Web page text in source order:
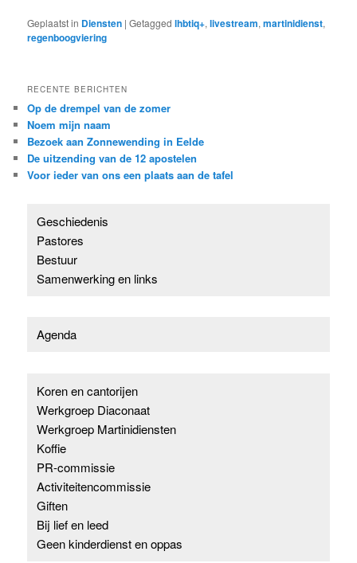
Geplaatst in Diensten |Getagged lhbtiq+,livestream,martinidienst,
regenboogviering
RECENTE BERICHTEN
Op de drempel van de zomer
Noem mijn naam
Bezoek aan Zonnewending in Eelde
De uitzending van de 12 apostelen
Voor ieder van ons een plaats aan de tafel
Geschiedenis
Pastores
Bestuur
Samenwerking en links
Agenda
Koren en cantorijen
Werkgroep Diaconaat
Werkgroep Martinidiensten
Koffie
PR-commissie
Activiteitencommissie
Giften
Bij lief en leed
Geen kinderdienst en oppas